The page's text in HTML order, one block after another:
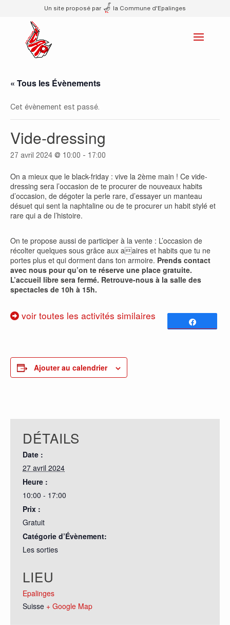
Un site proposé par la Commune d'Epalinges
« Tous les Évènements
Cet évènement est passé.
Vide-dressing
27 avril 2024 @ 10:00 - 17:00
On a mieux que le black-friday : vive la 2ème main ! Ce vide-
dressing sera l’occasion de te procurer de nouveaux habits
d’occasion, de dégoter la perle rare, d’essayer un manteau
désuet qui sent la naphtaline ou de te procurer un habit stylé et
rare qui a de l’histoire.
On te propose aussi de participer à la vente : L’occasion de
récolter quelques sous grâce aux aaires et habits que tu ne
portes plus et qui dorment dans ton armoire. Prends contact
avec nous pour qu’on te réserve une place gratuite.
L’accueil libre sera fermé. Retrouve-nous à la salle des
spectacles de 10h à 15h.
voir toutes les activités similaires
Ajouter au calendrier
DÉTAILS
Date :
27 avril 2024
Heure :
10:00 - 17:00
Prix :
Gratuit
Catégorie d’Évènement:
Les sorties
LIEU
Epalinges
Suisse + Google Map